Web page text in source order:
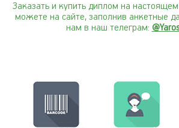
Заказать и купить диплом на
можете на сайте, заполнив анкетные
нам в наш телеграм: